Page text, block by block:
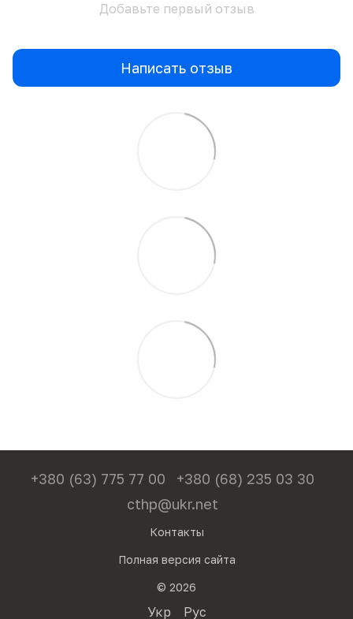
Добавьте первый отзыв
Написать отзыв
+380 (63) 775 77 00
+380 (68) 235 03 30
cthp@ukr.net
Контакты
Полная версия сайта
© 2026
Укр Рус